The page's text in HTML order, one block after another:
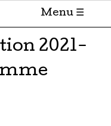
Menu ☰
au contenu
2021-